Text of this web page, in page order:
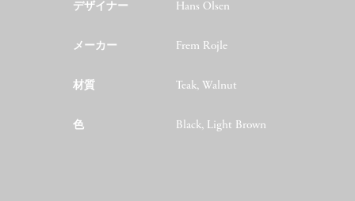
デザイナー Hans Olsen
メーカー Frem Rojle
材質 Teak, Walnut
色 Black, Light Brown